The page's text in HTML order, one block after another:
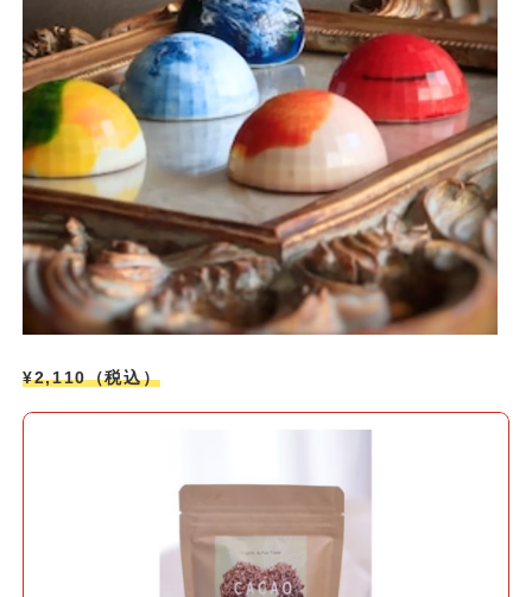
¥2,110（税込）